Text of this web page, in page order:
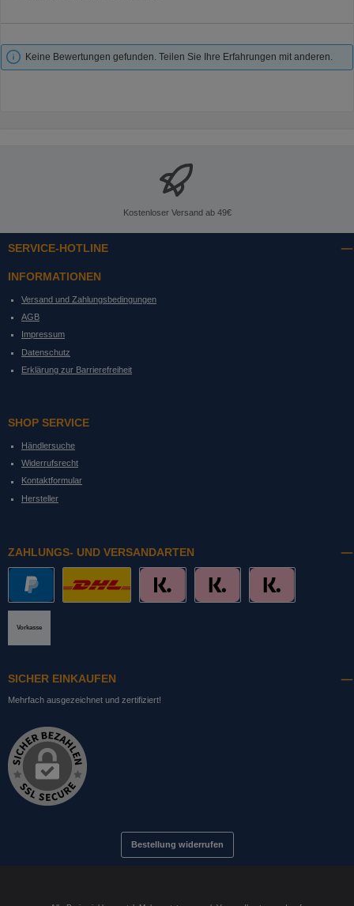
Keine Bewertungen gefunden. Teilen Sie Ihre Erfahrungen mit anderen.
Kostenloser Versand ab 49€
SERVICE-HOTLINE
INFORMATIONEN
Versand und Zahlungsbedingungen
AGB
Impressum
Datenschutz
Erklärung zur Barrierefreiheit
SHOP SERVICE
Händlersuche
Widerrufsrecht
Kontaktformular
Hersteller
ZAHLUNGS- UND VERSANDARTEN
Vorkasse
SICHER EINKAUFEN
Mehrfach ausgezeichnet und zertifiziert!
Bestellung widerrufen